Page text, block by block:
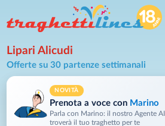
Lipari Alicudi
Offerte su 30 partenze settimanali
NOVITÀ
Prenota a voce con Marino
Parla con Marino: il nostro Agente AI
troverà il tuo traghetto per te